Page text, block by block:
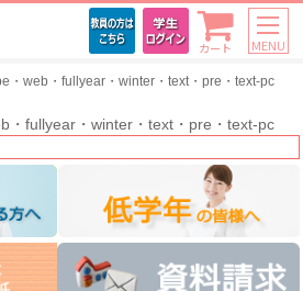
カート MENU
・web・fullyear・winter・text・pre・text-pc
・fullyear・winter・text・pre・text-pc